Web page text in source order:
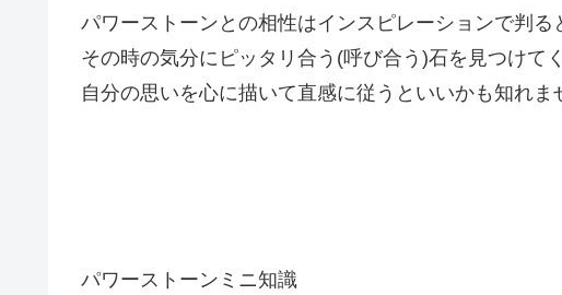
パワーストーンとの相性はインスピレーションで判る
その時の気分にピッタリ合う(呼び合う)石を見つけて
自分の思いを心に描いて直感に従うといいかも知れま
パワーストーンミニ知識